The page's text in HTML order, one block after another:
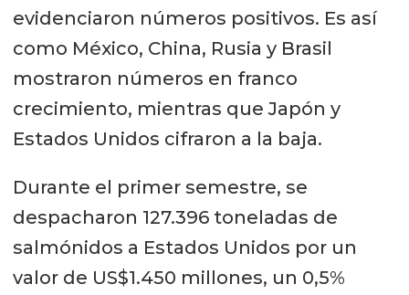
evidenciaron números positivos. Es así
como México, China, Rusia y Brasil
mostraron números en franco
crecimiento, mientras que Japón y
Estados Unidos cifraron a la baja.
Durante el primer semestre, se
despacharon 127.396 toneladas de
salmónidos a Estados Unidos por un
valor de US$1.450 millones, un 0,5%